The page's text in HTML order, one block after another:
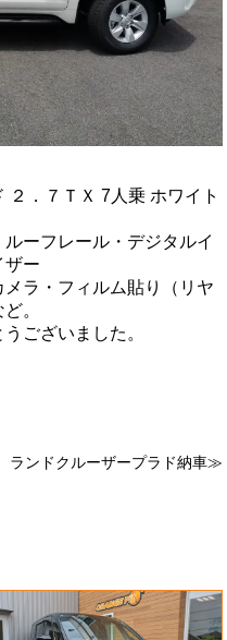
．７ＴＸ 7人乗 ホワイト
ーフレール・デジタルイ
ザー
メラ・フィルム貼り（リヤ
。
ございました。
ランドクルーザープラド納車≫